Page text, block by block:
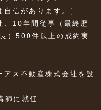
自信があります。）
10年間従事（最終歴
）500件以上の成約実
ス不動産株式会社を設
師に就任